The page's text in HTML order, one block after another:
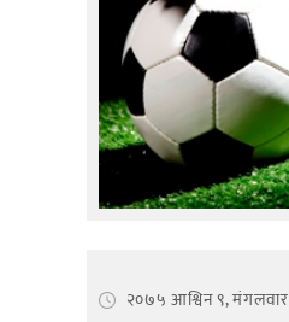
२०७५ आश्विन ९, मंगलवार